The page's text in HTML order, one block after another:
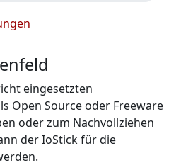
eingesetzten
Open Source oder Freeware
oder zum Nachvollziehen
der IoStick für die